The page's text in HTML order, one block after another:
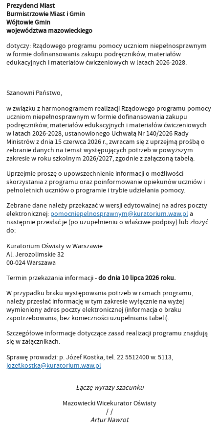
Prezydenci Miast
Burmistrzowie Miast i Gmin
Wójtowie Gmin
województwa mazowieckiego
dotyczy: Rządowego programu pomocy uczniom niepełnosprawnym
w formie dofinansowania zakupu podręczników, materiałów
edukacyjnych i materiałów ćwiczeniowych w latach 2026-2028.
Szanowni Państwo,
w związku z harmonogramem realizacji Rządowego programu pomocy
uczniom niepełnosprawnym w formie dofinansowania zakupu
podręczników, materiałów edukacyjnych i materiałów ćwiczeniowych
w latach 2026-2028, ustanowionego Uchwałą Nr 140/2026 Rady
Ministrów z dnia 15 czerwca 2026 r., zwracam się z uprzejmą prośbą o
zebranie danych na temat występujących potrzeb w powyższym
zakresie w roku szkolnym 2026/2027, zgodnie z załączoną tabelą.
Uprzejmie proszę o upowszechnienie informacji o możliwości
skorzystania z programu oraz poinformowanie opiekunów uczniów i
pełnoletnich uczniów o programie i trybie udzielania pomocy.
Zebrane dane należy przekazać w wersji edytowalnej na adres poczty
elektronicznej: pomocniepelnosprawnym@kuratorium.waw.pl a
następnie przesłać je (po uzupełnieniu o właściwe podpisy) lub złożyć
do:
Kuratorium Oświaty w Warszawie
Al. Jerozolimskie 32
00-024 Warszawa
Termin przekazania informacji -do dnia 10 lipca 2026 roku.
W przypadku braku występowania potrzeb w ramach programu,
należy przesłać informację w tym zakresie wyłącznie na wyżej
wymieniony adres poczty elektronicznej (informacja o braku
zapotrzebowania, bez konieczności uzupełniania tabeli).
Szczegółowe informacje dotyczące zasad realizacji programu znajdują
się w załącznikach.
Sprawę prowadzi: p. Józef Kostka, tel. 22 5512400 w. 5113,
jozef.kostka@kuratorium.waw.pl
Łączę wyrazy szacunku
Mazowiecki Wicekurator Oświaty
/-/
Artur Nawrot